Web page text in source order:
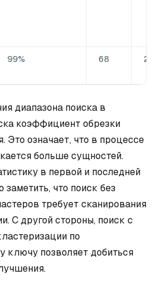
99% 68 24
диапазона поиска в
коэффициент обрезки
Это означает, что в процессе
больше сущностей.
в первой и последней
заметить, что поиск без
требует сканирования
С другой стороны, поиск с
по
ключу позволяет добиться